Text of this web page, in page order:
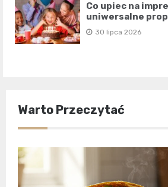
Co upiec na
uniwersalne
30 lipca 2026
Warto Przeczytać